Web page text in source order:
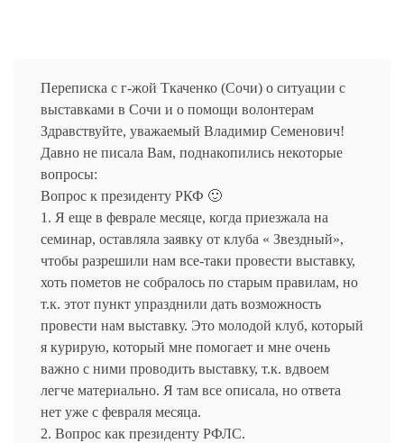
Переписка с г-жой Ткаченко (Сочи) о ситуации с
выставками в Сочи и о помощи волонтерам
Здравствуйте, уважаемый Владимир Семенович!
Давно не писала Вам, поднакопились некоторые
вопросы:
Вопрос к президенту РКФ 🙂
1. Я еще в феврале месяце, когда приезжала на
семинар, оставляла заявку от клуба « Звездный»,
чтобы разрешили нам все-таки провести выставку,
хоть пометов не собралось по старым правилам, но
т.к. этот пункт упразднили дать возможность
провести нам выставку. Это молодой клуб, который
я курирую, который мне помогает и мне очень
важно с ними проводить выставку, т.к. вдвоем
легче материально. Я там все описала, но ответа
нет уже с февраля месяца.
2. Вопрос как президенту РФЛС.